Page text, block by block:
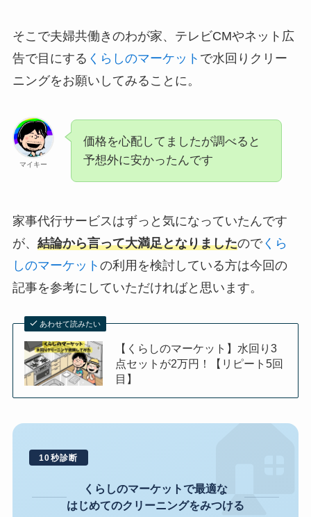
そこで夫婦共働きのわが家、テレビCMやネット広
告で目にする くらしのマーケット で水回りクリー
ニングをお願いしてみることに。
マイキー
価格を心配してましたが調べると
予想外に安かったんです
家事代行サービスはずっと気になっていたんです
が、 結論から言って大満足となりましたのでくら
しのマーケット の利用を検討している方は今回の
記事を参考にしていただければと思います。
あわせて読みたい
【くらしのマーケット】水回り3
点セットが2万円！【リピート5回
目】
10秒診断
くらしのマーケットで最適な
はじめてのクリーニングをみつける